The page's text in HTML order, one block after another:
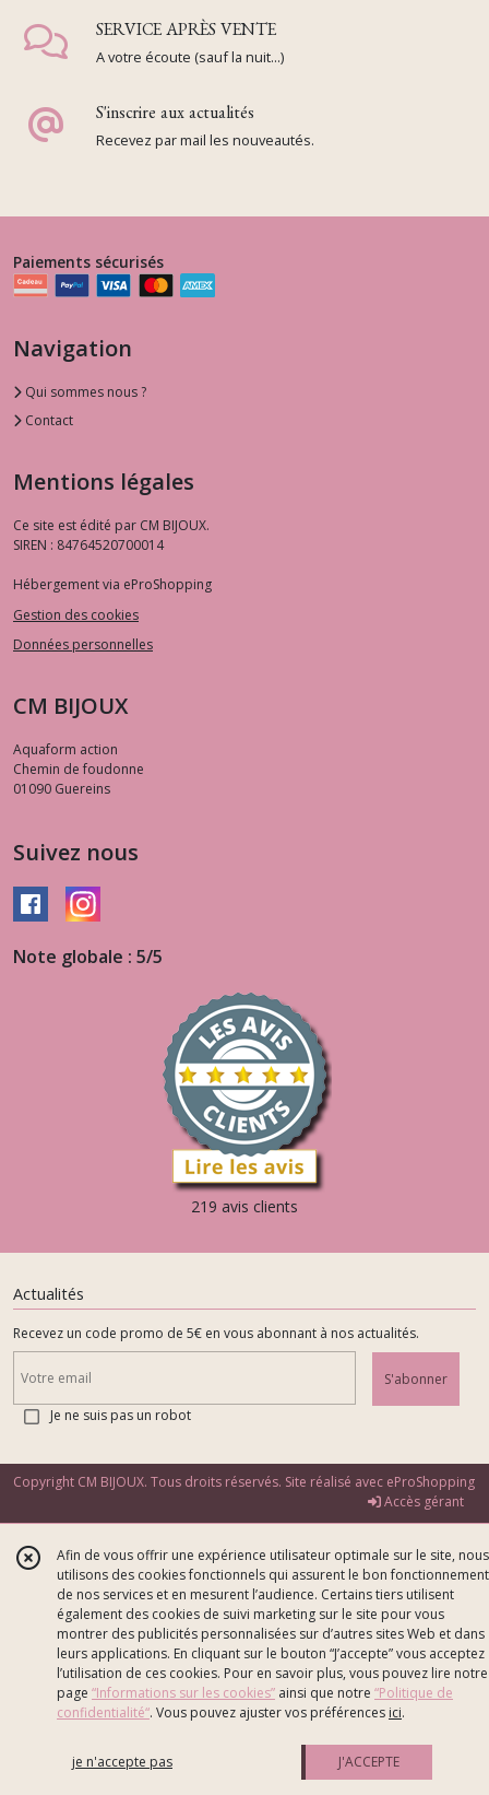
SERVICE APRÈS VENTE
A votre écoute (sauf la nuit...)
S'inscrire aux actualités
Recevez par mail les nouveautés.
Paiements sécurisés
Navigation
Qui sommes nous ?
Contact
Mentions légales
Ce site est édité par CM BIJOUX.
SIREN : 84764520700014
Hébergement via eProShopping
Gestion des cookies
Données personnelles
CM BIJOUX
Aquaform action
Chemin de foudonne
01090 Guereins
Suivez nous
Note globale : 5/5
219 avis clients
Actualités
Recevez un code promo de 5€ en vous abonnant à nos actualités.
S'abonner
Je ne suis pas un robot
Copyright CM BIJOUX. Tous droits réservés. Site réalisé avec eProShopping
Accès gérant
Afin de vous offrir une expérience utilisateur optimale sur le site, nous
utilisons des cookies fonctionnels qui assurent le bon fonctionnement
de nos services et en mesurent l’audience. Certains tiers utilisent
également des cookies de suivi marketing sur le site pour vous
montrer des publicités personnalisées sur d’autres sites Web et dans
leurs applications. En cliquant sur le bouton “J’accepte” vous acceptez
l’utilisation de ces cookies. Pour en savoir plus, vous pouvez lire notre
page “Informations sur les cookies” ainsi que notre “Politique de
confidentialité“. Vous pouvez ajuster vos préférences ici.
je n'accepte pas J'ACCEPTE